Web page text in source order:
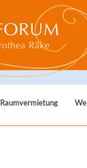
Raumvermietung